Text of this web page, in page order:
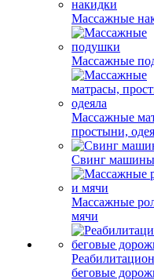
Массажные
Массажные
Массажные
простыни,
Свинг машины
Массажные
мячи
беговые